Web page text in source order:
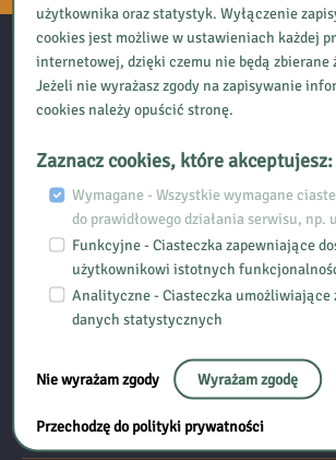
Kontakt:
Biblioteka Pedagogiczna w Ciechanowie
ul. 17 Stycznia 9,
06-400 Ciechanów
tel. (23) 672-33-77
e-mail: sekretariat@bpciechanow.edu.pl
Adres do e-Doręczeń:
AE:PL-49084-40005-JJFTU-25
Filie
Mapa strony
użytkownika oraz statystyk. Wyłączenie
cookies jest możliwe w ustawieniach każdej
internetowej, dzięki czemu nie będą zbierane
Jeżeli nie wyrażasz zgody na zapisywanie
cookies należy opuścić stronę.
Zaznacz cookies, które akceptujesz:
Wymagane - Wszystkie wymagane
do prawidłowego działania serwisu, np.
Funkcyjne - Ciasteczka zapewniające
użytkownikowi istotnych
Analityczne - Ciasteczka umożliwiające
danych statystycznych
Nie wyrażam zgody Wyrażam zgodę
Przechodzę do polityki prywatności